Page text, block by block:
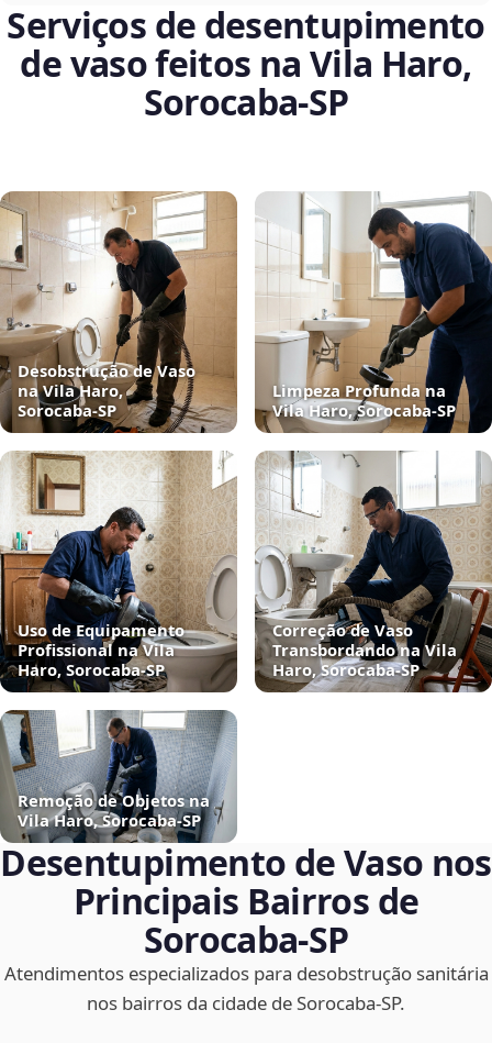
Serviços de desentupimento
de vaso feitos na Vila Haro,
Sorocaba‑SP
Desobstrução de Vaso
na Vila Haro,
Sorocaba‑SP
Limpeza Profunda na
Vila Haro, Sorocaba‑SP
Uso de Equipamento
Profissional na Vila
Haro, Sorocaba‑SP
Correção de Vaso
Transbordando na Vila
Haro, Sorocaba‑SP
Remoção de Objetos na
Vila Haro, Sorocaba‑SP
Desentupimento de Vaso nos
Principais Bairros de
Sorocaba‑SP
Atendimentos especializados para desobstrução sanitária
nos bairros da cidade de Sorocaba‑SP.